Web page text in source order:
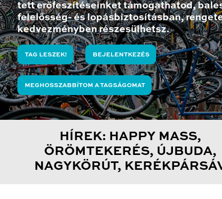
tett erőfeszítéseinket támogathatod,
felelősség- és lopásbiztosításban,
kedvezményben részesülhetsz.
TAG LESZEK! BEJELENTKEZÉS
MEGHOSSZABBÍTOM A TAGSÁGOMAT
HÍREK: HAPPY MASS,
ÖRÖMTEKERÉS, ÚJBUDA,
NAGYKÖRÚT,